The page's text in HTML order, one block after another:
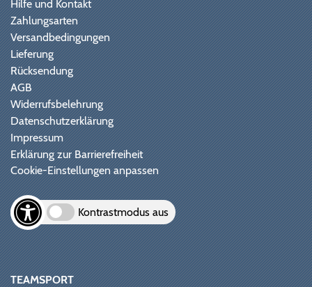
Hilfe und Kontakt
Zahlungsarten
Versandbedingungen
Lieferung
Rücksendung
AGB
Widerrufsbelehrung
Datenschutzerklärung
Impressum
Erklärung zur Barrierefreiheit
Cookie-Einstellungen anpassen
Kontrastmodus aus
TEAMSPORT